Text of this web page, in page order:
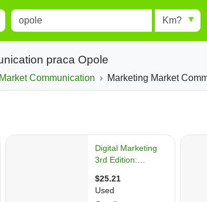
Miejscowość Radius
praca Opole
Communication Marketing Market Communication